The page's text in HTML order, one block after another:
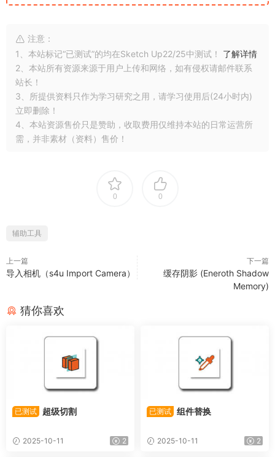
注意：
1、本站标记“已测试”的均在Sketch Up22/25中测试！ 了解详情
2、本站所有资源来源于用户上传和网络，如有侵权请邮件联系
站长！
3、所提供资料只作为学习研究之用，请学习使用后(24小时内)
立即删除！
4、本站资源售价只是赞助，收取费用仅维持本站的日常运营所
需，并非素材（资料）售价！
0 0
辅助工具
上一篇
导入相机（s4u Import Camera）
下一篇
缓存阴影 (Eneroth Shadow
Memory)
猜你喜欢
已测试 超级切割
2025-10-11 2
已测试 组件替换
2025-10-11 2